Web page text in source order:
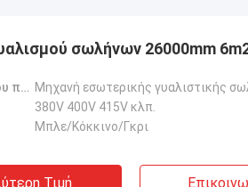
σωλήνων 26000mm
Ονομασία του προϊόντος: Μηχανή εσωτερικής γυαλιστικής
380V 400V 415V κλπ.
Μπλε/Κόκκινο/Γκρι
Τιμή